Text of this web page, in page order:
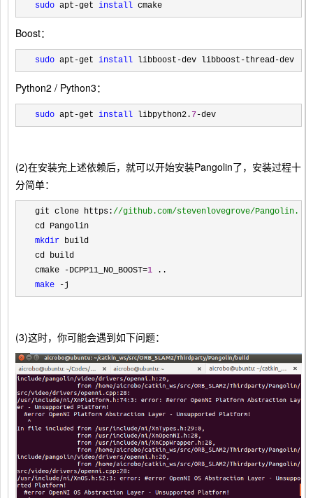
sudo apt-get install cmake
Boost：
sudo apt-get install libboost-dev libboost-thread-dev
Python2 / Python3：
sudo apt-get install libpython2. 7-dev
(2)在安装完上述依赖后，就可以开始安装Pangolin了，安装过程十
分简单：
git clone https://github.com/stevenlovegrove/Pangolin.git
mkdir build
cd build
cmake
-DCPP11_NO_BOOST=1
make -j
(3)这时，你可能会遇到如下问题：